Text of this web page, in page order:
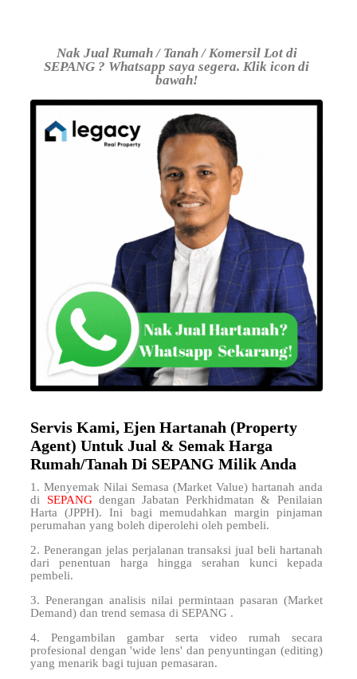
Nak Jual Rumah / Tanah / Komersil Lot di
SEPANG ? Whatsapp saya segera. Klik icon di
bawah!
Servis Kami, Ejen Hartanah (Property
Agent) Untuk Jual & Semak Harga
Rumah/Tanah Di SEPANG Milik Anda
1. Menyemak Nilai Semasa (Market Value) hartanah anda
di SEPANG dengan Jabatan Perkhidmatan & Penilaian
Harta (JPPH). Ini bagi memudahkan margin pinjaman
perumahan yang boleh diperolehi oleh pembeli.
2. Penerangan jelas perjalanan transaksi jual beli hartanah
dari penentuan harga hingga serahan kunci kepada
pembeli.
3. Penerangan analisis nilai permintaan pasaran (Market
Demand) dan trend semasa di SEPANG .
4. Pengambilan gambar serta video rumah secara
profesional dengan 'wide lens' dan penyuntingan (editing)
yang menarik bagi tujuan pemasaran.